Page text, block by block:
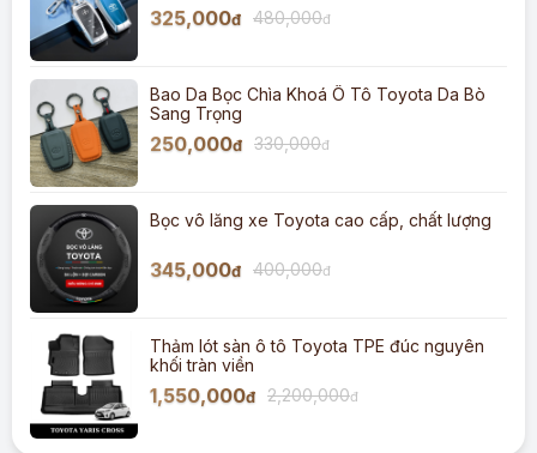
325,000đ 480,000đ
Bao Da Bọc Chìa Khoá Ô Tô Toyota Da Bò
Sang Trọng
250,000đ 330,000đ
Bọc vô lăng xe Toyota cao cấp, chất lượng
345,000đ 400,000đ
Thảm lót sàn ô tô Toyota TPE đúc nguyên
khối tràn viền
1,550,000đ 2,200,000đ